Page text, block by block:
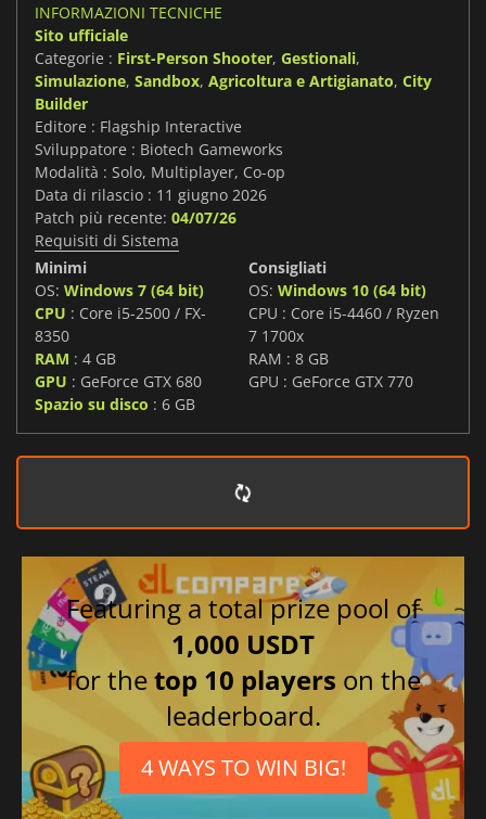
INFORMAZIONI TECNICHE
Sito ufficiale
Categorie : First-Person Shooter, Gestionali,
Simulazione, Sandbox, Agricoltura e Artigianato, City
Builder
Editore : Flagship Interactive
Sviluppatore : Biotech Gameworks
Modalità : Solo, Multiplayer, Co-op
Data di rilascio : 11 giugno 2026
Patch più recente: 04/07/26
Requisiti di Sistema
Minimi
OS: Windows 7 (64 bit)
CPU : Core i5-2500 / FX-
8350
RAM : 4 GB
GPU : GeForce GTX 680
Spazio su disco : 6 GB
Consigliati
OS: Windows 10 (64 bit)
CPU : Core i5-4460 / Ryzen
7 1700x
RAM : 8 GB
GPU : GeForce GTX 770
Featuring a total prize pool of
1,000 USDT
for thetop 10 players on the
leaderboard.
4 WAYS TO WIN BIG!